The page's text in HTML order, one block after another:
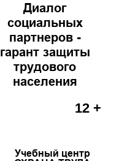
Диалог
социальных
партнеров -
гарант защиты
трудового
населения
12 +
Учебный центр